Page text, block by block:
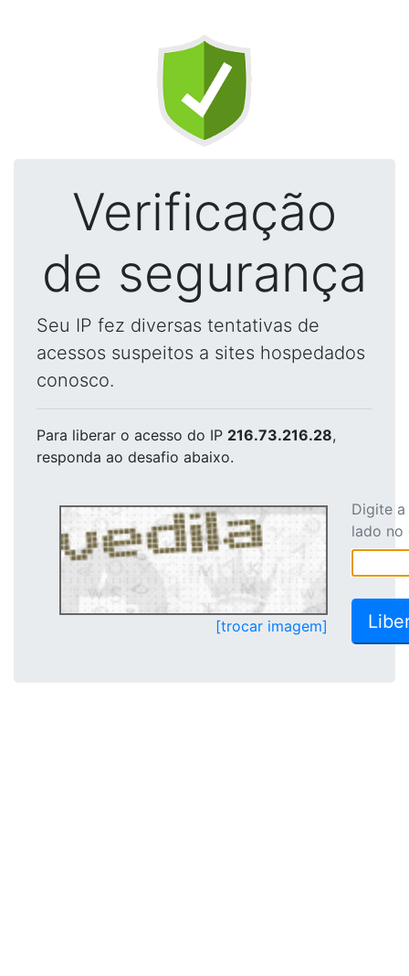
Verificação
de segurança
Seu IP fez diversas tentativas de
acessos suspeitos a sites hospedados
conosco.
Para liberar o acesso do IP 216.73.216.28,
responda ao desafio abaixo.
[trocar imagem]
Digite
lado no